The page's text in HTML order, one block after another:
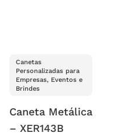
Canetas
Personalizadas para
Empresas, Eventos e
Brindes
Caneta Metálica
– XER143B